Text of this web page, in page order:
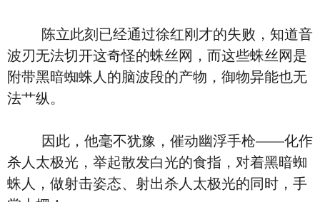
陈立此刻已经通过徐红刚才的失败，知道音
波刃无法切开这奇怪的蛛丝网，而这些蛛丝网是
附带黑暗蜘蛛人的脑波段的产物，御物异能也无
法艹纵。
因此，他毫不犹豫，催动幽浮手枪――化作
杀人太极光，举起散发白光的食指，对着黑暗蜘
蛛人，做射击姿态、射出杀人太极光的同时，手